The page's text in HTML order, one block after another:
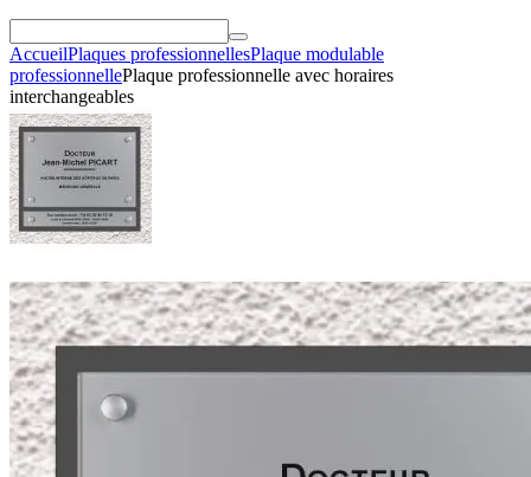
AccueilPlaques professionnellesPlaque modulable
professionnellePlaque professionnelle avec horaires
interchangeables